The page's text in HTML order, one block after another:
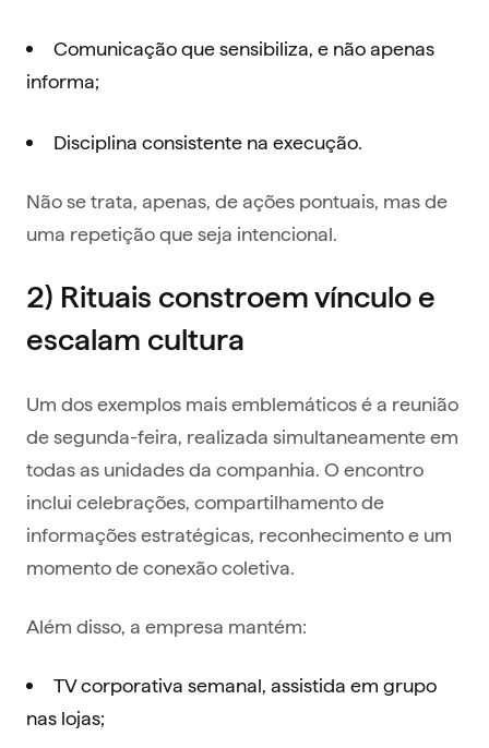
Comunicação que sensibiliza, e não apenas
informa;
Disciplina consistente na execução.
Não se trata, apenas, de ações pontuais, mas de
uma repetição que seja intencional.
2) Rituais constroem vínculo e
escalam cultura
Um dos exemplos mais emblemáticos é a reunião
de segunda-feira, realizada simultaneamente em
todas as unidades da companhia. O encontro
inclui celebrações, compartilhamento de
informações estratégicas, reconhecimento e um
momento de conexão coletiva.
Além disso, a empresa mantém:
TV corporativa semanal, assistida em grupo
nas lojas;